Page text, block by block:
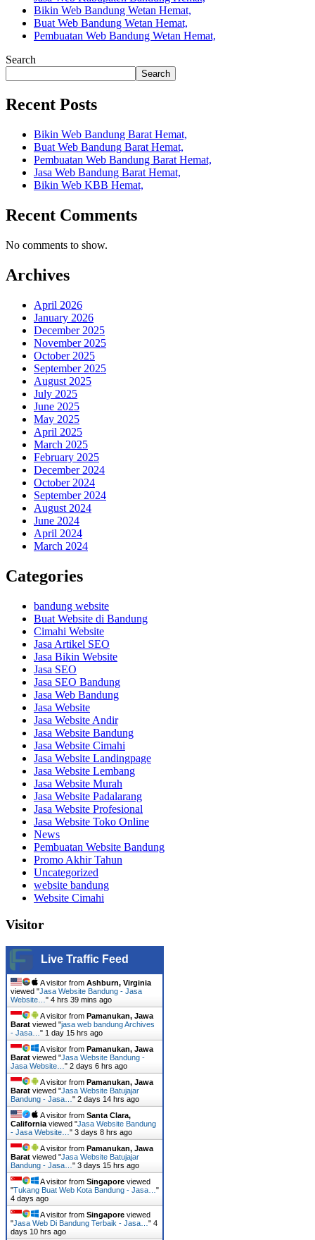
Bikin Web Bandung Wetan Hemat,
Buat Web Bandung Wetan Hemat,
Pembuatan Web Bandung Wetan Hemat,
Search
Search
Recent Posts
Bikin Web Bandung Barat Hemat,
Buat Web Bandung Barat Hemat,
Pembuatan Web Bandung Barat Hemat,
Jasa Web Bandung Barat Hemat,
Bikin Web KBB Hemat,
Recent Comments
No comments to show.
Archives
April 2026
January 2026
December 2025
November 2025
October 2025
September 2025
August 2025
July 2025
June 2025
May 2025
April 2025
March 2025
February 2025
December 2024
October 2024
September 2024
August 2024
June 2024
April 2024
March 2024
Categories
bandung website
Buat Website di Bandung
Cimahi Website
Jasa Artikel SEO
Jasa Bikin Website
Jasa SEO
Jasa SEO Bandung
Jasa Web Bandung
Jasa Website
Jasa Website Andir
Jasa Website Bandung
Jasa Website Cimahi
Jasa Website Landingpage
Jasa Website Lembang
Jasa Website Murah
Jasa Website Padalarang
Jasa Website Profesional
Jasa Website Toko Online
News
Pembuatan Website Bandung
Promo Akhir Tahun
Uncategorized
website bandung
Website Cimahi
Visitor
Live Traffic Feed
A visitor from Ashburn, Virginia
viewed "Jasa Website Bandung - Jasa
Website… " 4 hrs 39 mins ago
A visitor from Pamanukan, Jawa
Barat viewed "jasa web bandung Archives
- Jasa… " 1 day 15 hrs ago
A visitor from Pamanukan, Jawa
Barat viewed "Jasa Website Bandung -
Jasa Website… " 2 days 6 hrs ago
A visitor from Pamanukan, Jawa
Barat viewed "Jasa Website Batujajar
Bandung - Jasa… " 2 days 14 hrs ago
A visitor from Santa Clara,
California viewed "Jasa Website Bandung
- Jasa Website… " 3 days 8 hrs ago
A visitor from Pamanukan, Jawa
Barat viewed "Jasa Website Batujajar
Bandung - Jasa… " 3 days 15 hrs ago
A visitor from Singapore viewed
"Tukang Buat Web Kota Bandung - Jasa… "
4 days ago
A visitor from Singapore viewed
"Jasa Web Di Bandung Terbaik - Jasa… " 4
days 10 hrs ago